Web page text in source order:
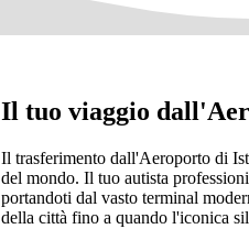
Il tuo viaggio
Il trasferimento dall'Aeroporto di
del mondo. Il tuo autista
portandoti dal vasto terminal
della città fino a quando l'iconica